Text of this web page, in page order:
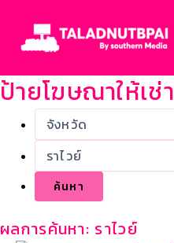
content
ป้ายโฆษณาให้เช่า
ผลการค้นหา: ราไวย์